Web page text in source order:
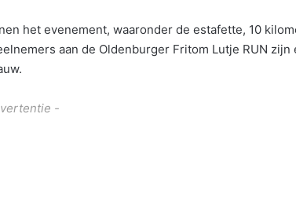
het evenement, waaronder de estafette, 10
aan de Oldenburger Fritom Lutje RUN zijn
-